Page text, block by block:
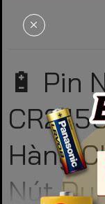
🔋 Pin
Hàng
Nút